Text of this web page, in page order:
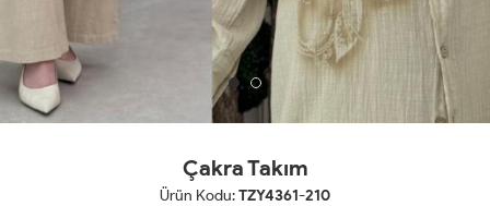
Çakra Takım
Ürün Kodu:TZY4361-210